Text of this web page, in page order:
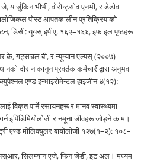
यार्जुकिन भीभी, वोरोन्ट्सोव एनभी, र डेडोव
पोस्ट आपतकालीन प्रतिक्रियाको
डिसी: यूयस् इपीए, १६२–१६६, इफाइल पृष्ठहरू
के, गट्सचल बी, र न्यूम्यान एल्यस् (२००७)
दौरान कानुन प्रवर्तक कर्मचारीद्वारा अनुभव
एण्ड इन्भाइरोमेन्टल हाइजीन ४(१२):
विकृत पार्ने रसायनहरू र मानव स्वास्थ्यमा
इपिडिमियोलोजी र नमूना जीवहरू जोड्ने काम।
एण्ड मोलिक्युलर बायोलोजी १२७(१–२): १०८–
सिलम्यान एजे, फिन जेडी, इट अल। मध्यम